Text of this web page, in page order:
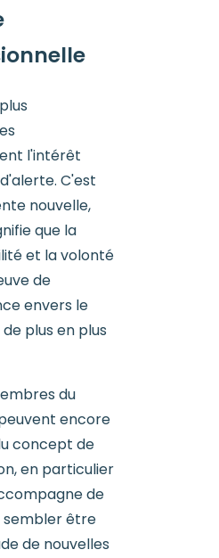
l'intérêt
C'est
nouvelle,
que la
et la volonté
de
envers le
plus en plus
du
encore
concept de
en particulier
de
sembler être
de nouvelles